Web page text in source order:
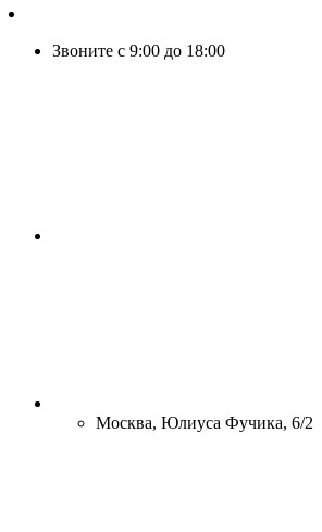
Звоните с 9:00 до 18:00
Москва, Юлиуса Фучика, 6/2